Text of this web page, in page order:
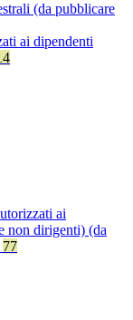
(da pubblicare
ai dipendenti
ai
non dirigenti) (da
77